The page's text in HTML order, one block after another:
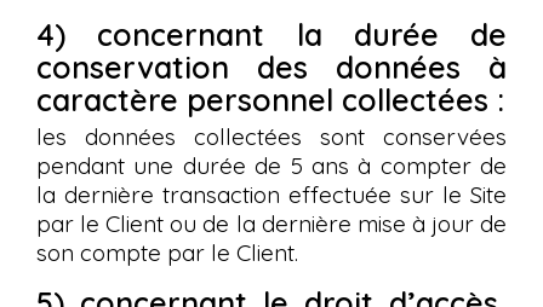
4) concernant la durée de
conservation des données à
caractère personnel collectées :
les données collectées sont conservées
pendant une durée de 5 ans à compter de
la dernière transaction effectuée sur le Site
par le Client ou de la dernière mise à jour de
son compte par le Client.